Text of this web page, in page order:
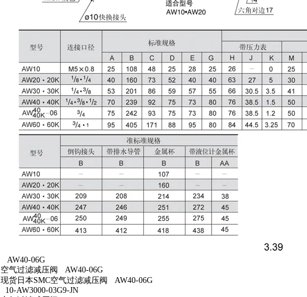
AW40-06G
空气过滤减压阀 AW40-06G
现货日本SMC空气过滤减压阀 AW40-06G
10-AW3000-03G9-JN